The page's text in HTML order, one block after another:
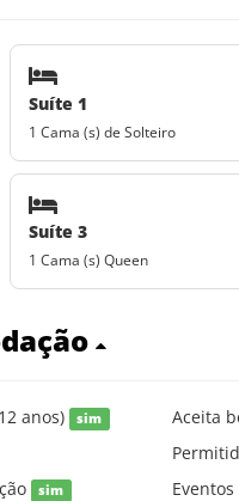
Suíte 1
1 Cama (s) de Solteiro
Suíte 3
1 Cama (s) Queen
anos) sim Aceita
sim